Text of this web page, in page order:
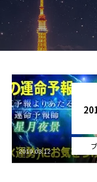
最恐の相性占い
秘伝公開！吉凶カレン
記事カテゴリー
ブログ
お知らせ
芸能界
2019.03.12